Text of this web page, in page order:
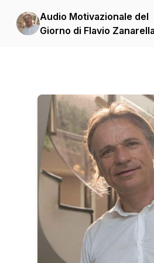
Audio Motivazionale del
Giorno di Flavio Zanarella